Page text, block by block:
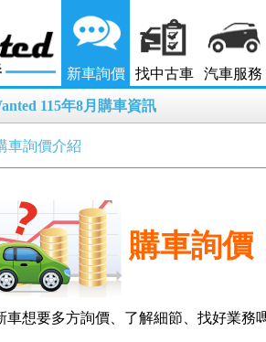
新車詢價 找中古車 汽車服務
115年8月購車資訊
車詢價介紹
購車詢價
車想要多方詢價、了解細節、找好業務